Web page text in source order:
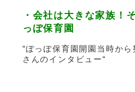
・会社は大きな家族！
っぽ保育園
“ぽっぽ保育園開園当時か
さんのインタビュー“